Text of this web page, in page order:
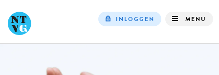
INLOGGEN MENU